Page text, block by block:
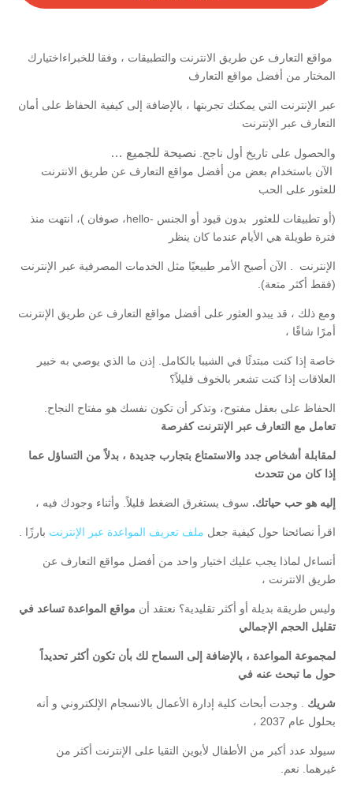
مواقع التعارف عن طريق الانترنت والتطبيقات ، وفقا للخبراءاختيارك
المختار من أفضل مواقع التعارف
عبر الإنترنت التي يمكنك تجربتها ، بالإضافة إلى كيفية الحفاظ على أمان
التعارف عبر الإنترنت
والحصول على تاريخ أول ناجح. نصيحة للجميع …
الآن باستخدام بعض من أفضل مواقع التعارف عن طريق الانترنت
للعثور على الحب
(أو تطبيقات للعثور بدون قيود أو الجنس -hello، صوفان )، انتهت منذ
فترة طويلة هي الأيام عندما كان ينظر
الإنترنت . الآن أصبح الأمر طبيعيًا مثل الخدمات المصرفية عبر الإنترنت
(فقط أكثر متعة).
ومع ذلك ، قد يبدو العثور على أفضل مواقع التعارف عن طريق الإنترنت
أمرًا شاقًا ،
خاصة إذا كنت مبتدئًا في الشيبا بالكامل. إذن ما الذي يوصي به خبير
العلاقات إذا كنت تشعر بالخوف قليلاً؟
الحفاظ على بعقل مفتوح، وتذكر أن تكون نفسك هو مفتاح النجاح.
تعامل مع التعارف عبر الإنترنت كفرصة
لمقابلة أشخاص جدد والاستمتاع بتجارب جديدة ، بدلاً من التساؤل عما
إذا كان من تتحدث
إليه هو حب حياتك. سوف يستغرق الضغط قليلاً. وأثناء وجودك فيه ،
اقرأ نصائحنا حول كيفية جعل ملف تعريف المواعدة عبر الإنترنت بارزًا .
أتساءل لماذا يجب عليك اختيار واحد من أفضل مواقع التعارف عن
طريق الانترنت ،
وليس طريقة بديلة أو أكثر تقليدية؟ نعتقد أن مواقع المواعدة تساعد في
تقليل الحجم الإجمالي
لمجموعة المواعدة ، بالإضافة إلى السماح لك بأن تكون أكثر تحديداً
حول ما تبحث عنه في
شريك . وجدت أبحاث كلية إدارة الأعمال بالانسجام الإلكتروني و أنه
بحلول عام 2037 ،
سيولد عدد أكبر من الأطفال لأبوين التقيا على الإنترنت أكثر من
غيرهما. نعم.